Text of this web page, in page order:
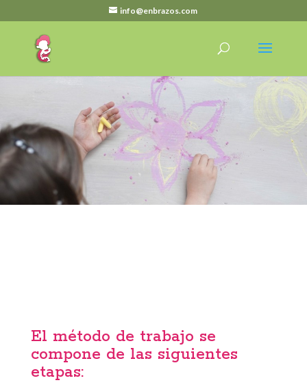
info@enbrazos.com
El método de trabajo se
compone de las siguientes
etapas: